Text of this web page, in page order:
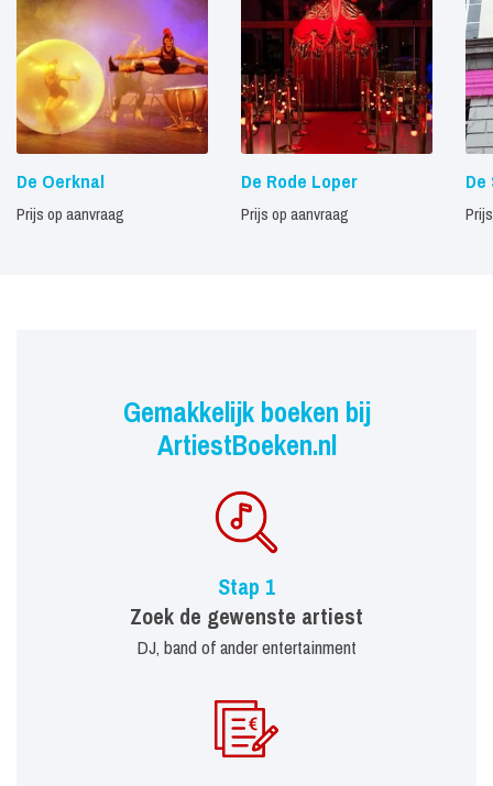
De Oerknal
Prijs op aanvraag
De Rode Loper
Prijs op aanvraag
Gemakkelijk boeken bij
ArtiestBoeken.nl
Stap 1
Zoek de gewenste artiest
DJ, band of ander entertainment